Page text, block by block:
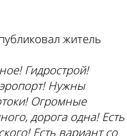
житель
Гидрострой!
Нужны
Огромные
дорога одна! Есть
Есть вариант со